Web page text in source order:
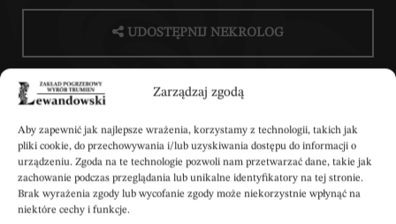
Zarządzaj zgodą
Aby zapewnić jak najlepsze wrażenia, korzystamy z technologii, takich jak
pliki cookie, do przechowywania i/lub uzyskiwania dostępu do informacji o
urządzeniu. Zgoda na te technologie pozwoli nam przetwarzać dane, takie jak
zachowanie podczas przeglądania lub unikalne identyfikatory na tej stronie.
Brak wyrażenia zgody lub wycofanie zgody może niekorzystnie wpłynąć na
niektóre cechy i funkcje.
UDOSTĘPNIJ NEKROLOG
POBIERZ POWIADOMIENIE SMS